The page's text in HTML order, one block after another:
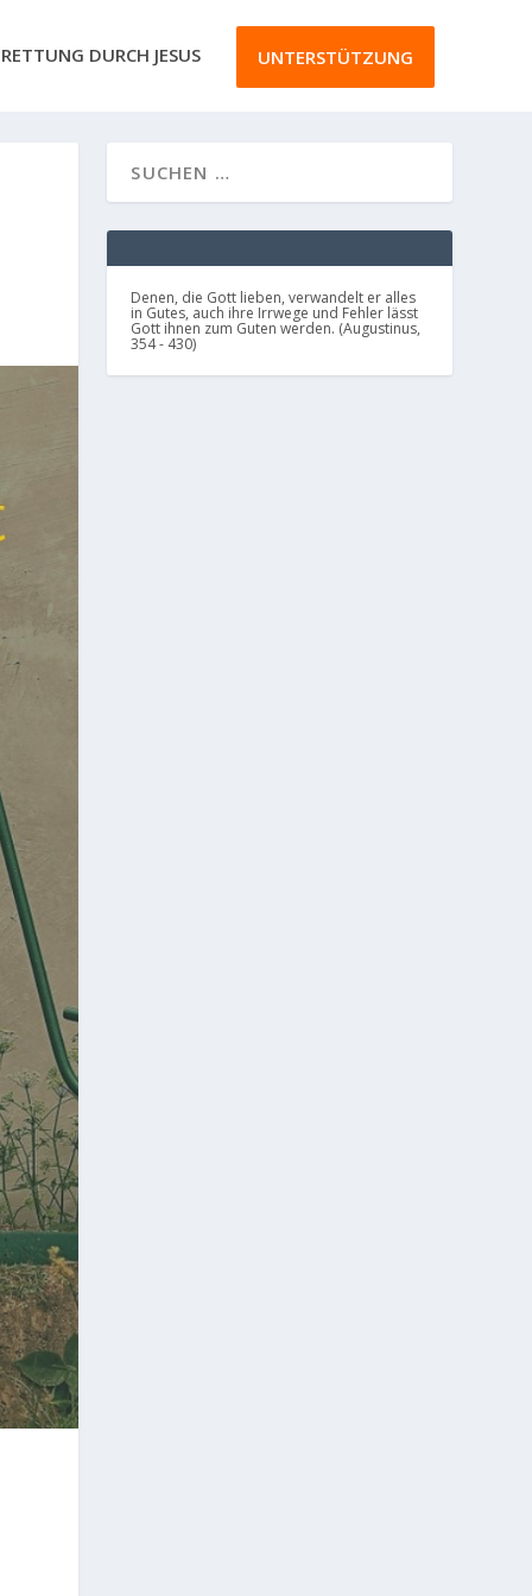
RETTUNG DURCH JESUS UNTERSTÜTZUNG
Denen, die Gott lieben, verwandelt er alles
in Gutes, auch ihre Irrwege und Fehler lässt
Gott ihnen zum Guten werden. (Augustinus,
354 - 430)